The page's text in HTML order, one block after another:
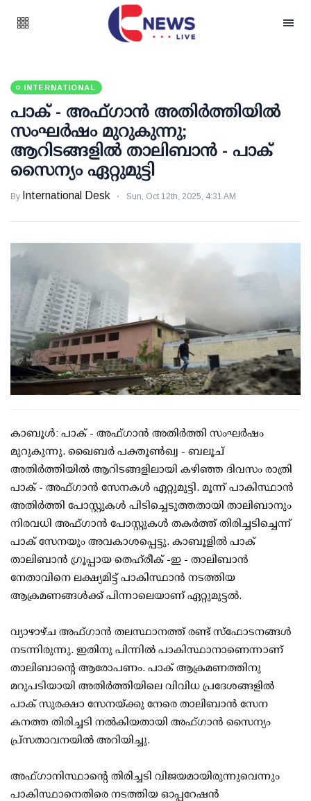
INTERNATIONAL
പാക് - അഫ്ഗാന്‍ അതിര്‍ത്തിയില്‍
സംഘര്‍ഷം മുറുകുന്നു;
ആറിടങ്ങളില്‍ താലിബാന്‍ - പാക്
സൈന്യം ഏറ്റുമുട്ടി
By International Desk Sun, Oct 12th, 2025, 4:31 AM
കാബൂൾ: പാക് - അഫ്ഗാന്‍ അതിര്‍ത്തി സംഘര്‍ഷം
മുറുകുന്നു. ഖൈബര്‍ പക്തൂണ്‍ഖ്വ - ബലൂച്
അതിര്‍ത്തിയില്‍ ആറിടങ്ങളിലായി കഴിഞ്ഞ ദിവസം രാത്രി
പാക് - അഫ്ഗാന്‍ സേനകള്‍ ഏറ്റുമുട്ടി. മൂന്ന് പാകിസ്ഥാന്‍
അതിര്‍ത്തി പോസ്റ്റുകള്‍ പിടിച്ചെടുത്തതായി താലിബാനും
നിരവധി അഫ്ഗാന്‍ പോസ്റ്റുകള്‍ തകര്‍ത്ത് തിരിച്ചടിച്ചെന്ന്
പാക് സേനയും അവകാശപ്പെട്ടു. കാബൂളില്‍ പാക്
താലിബാന്‍ ഗ്രൂപ്പായ തെഹ്‌രീക് -ഇ - താലിബാന്‍
നേതാവിനെ ലക്ഷ്യമിട്ട് പാകിസ്ഥാന്‍ നടത്തിയ
ആക്രമണങ്ങള്‍ക്ക് പിന്നാലെയാണ് ഏറ്റുമുട്ടല്‍.
വ്യാഴാഴ്ച അഫ്ഗാന്‍ തലസ്ഥാനത്ത് രണ്ട് സ്‌ഫോടനങ്ങള്‍
നടന്നിരുന്നു. ഇതിനു പിന്നില്‍ പാകിസ്ഥാനാണെന്നാണ്
താലിബാന്റെ ആരോപണം. പാക് ആക്രമണത്തിനു
മറുപടിയായി അതിര്‍ത്തിയിലെ വിവിധ പ്രദേശങ്ങളില്‍
പാക് സുരക്ഷാ സേനയ്ക്കു നേരെ താലിബാന്‍ സേന
കനത്ത തിരിച്ചടി നല്‍കിയതായി അഫ്ഗാന്‍ സൈന്യം
പ്ര്‌സതാവനയില്‍ അറിയിച്ചു.
അഫ്ഗാനിസ്ഥാന്റെ തിരിച്ചടി വിജയമായിരുന്നുവെന്നും
പാകിസ്ഥാനെതിരെ നടത്തിയ ഓപ്പറേഷന്‍